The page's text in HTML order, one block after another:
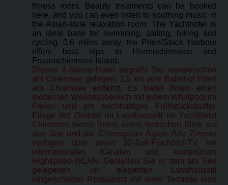
fitness room. Beauty treatments can be booked
here, and you can even listen to soothing music in
the Asian-style relaxation room. The Yachthotel is
an ideal base for swimming, sailing, hiking and
cycling. 0.6 miles away, the Prien/Stock Harbour
offers boat trips to Herrenchiemsee and
Frauenchiemsee Island.
Dieses 4-Sterne-Hotel begrüßt Sie wunderschön
am Chiemsee gelegen, 2,5 km vom Bahnhof Prien
am Chiemsee entfernt. Es bietet Ihnen einen
modernen Wellnessbereich mit einem Whirlpool im
Freien und ein reichhaltiges Frühstücksbuffet.
Einige der Zimmer im Landhausstil im Yachthotel
Chiemsee bieten Ihnen einen herrlichen Blick auf
den See und die Chiemgauer Alpen. Alle Zimmer
verfügen über einen 32-Zoll-Flachbild-TV mit
internationalen Kanälen und kostenloses
Highspeed-​​WLAN. Genießen Sie in dem am See
gelegenen, im eleganten Landhausstil
eingerichteten Restaurant mit einer Terrasse eine